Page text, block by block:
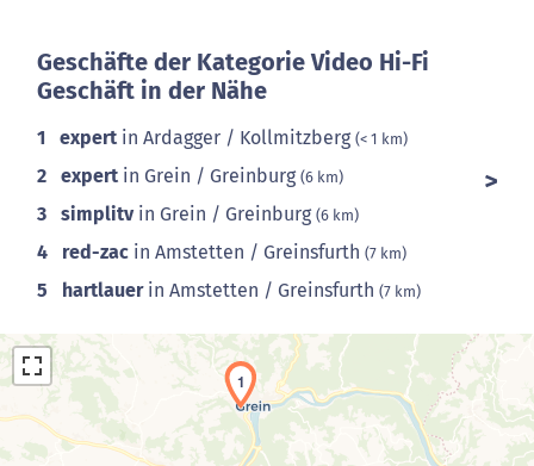
Geschäfte der Kategorie Video Hi-Fi
Geschäft in der Nähe
1 expert in Ardagger / Kollmitzberg (< 1 km)
2 expert in Grein / Greinburg (6 km)
3 simplitvin Grein / Greinburg (6 km)
4 red-zac in Amstetten / Greinsfurth (7 km)
5 hartlauerin Amstetten / Greinsfurth (7 km)
1